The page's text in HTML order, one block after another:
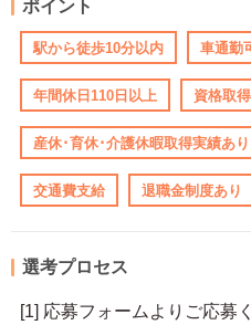
ポイント
駅から徒歩10分以内 車通勤
年間休日110日以上 資格取
産休･育休･介護休暇取得実績あり
交通費支給 退職金制度あり
選考プロセス
[1] 応募フォームよりご応募